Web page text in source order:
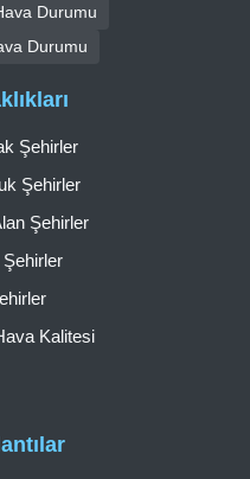
Durumu
Durumu
Şehirler
Şehirler
Şehirler
Şehirler
Kalitesi